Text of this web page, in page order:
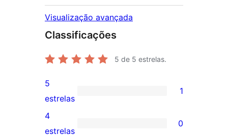
Visualização avançada
Classificações
5 de 5 estrelas.
1
avaliação
com
5
estrelas
1
0
4
estrelas
0